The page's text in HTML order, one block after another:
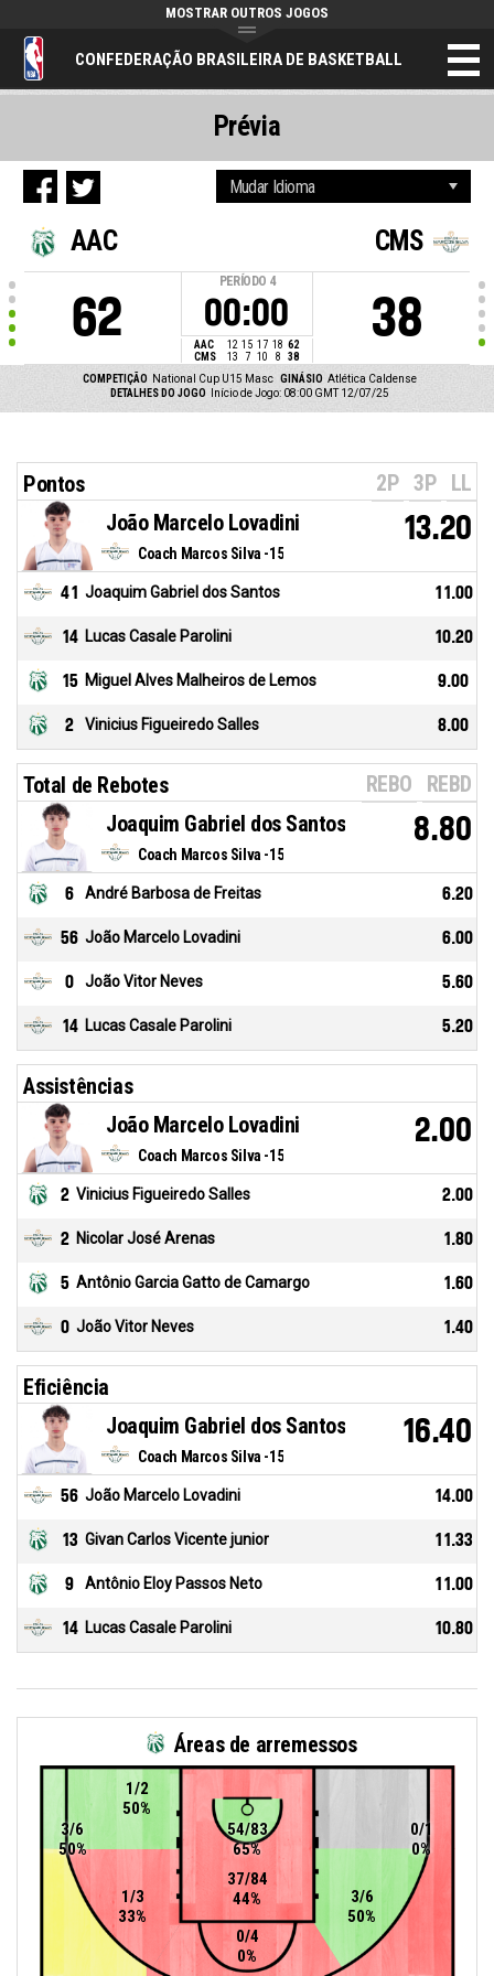
CONFEDERAÇÃO BRASILEIRA DE BASKETBALL
MOSTRAR OUTROS JOGOS
AAC
62
PERÍODO 4
00:00
AAC 12 15 17 18 62
CMS
13 7 10 8 38
CMS
38
COMPETIÇÃO National Cup U15 Masc GINÁSIO Atlética Caldense
DETALHES DO JOGO
Início de Jogo: 08:00 GMT 12/07/25
Prévia
Pontos 2P 3P LL
Coach Marcos Silva -15
João Marcelo Lovadini 13.20
41 Joaquim Gabriel dos Santos 11.00
14 Lucas Casale Parolini 10.20
15 Miguel Alves Malheiros de Lemos 9.00
2 Vinicius Figueiredo Salles 8.00
Total de Rebotes REBO REBD
Coach Marcos Silva -15
Joaquim Gabriel dos Santos 8.80
6 André Barbosa de Freitas 6.20
56 João Marcelo Lovadini 6.00
0 João Vitor Neves 5.60
14 Lucas Casale Parolini 5.20
Assistências
Coach Marcos Silva -15
João Marcelo Lovadini 2.00
2 Vinicius Figueiredo Salles 2.00
2 Nicolar José Arenas 1.80
5 Antônio Garcia Gatto de Camargo 1.60
0 João Vitor Neves 1.40
Eficiência
Coach Marcos Silva -15
Joaquim Gabriel dos Santos 16.40
56 João Marcelo Lovadini 14.00
13 Givan Carlos Vicente junior 11.33
9 Antônio Eloy Passos Neto 11.00
14 Lucas Casale Parolini 10.80
Áreas de arremessos
37/84
44%
3/6
50%
0/4
0%
1/3
33%
54/83
65%
3/6
50%
1/2
50%
0/1
0%